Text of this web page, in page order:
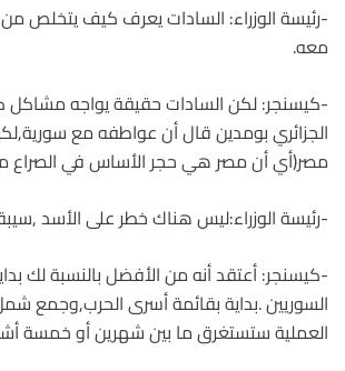
-رئيسة الوزراء: السادات يعرف كيف يتخلص
معه.
-كيسنجر: لكن السادات حقيقة يواجه مشاكل
الجزائري بومدين قال أن عواطفه مع
مصر(أي أن مصر هي حجر الأساس في الصراع
-رئيسة الوزراء:ليس هناك خطر على الأسد
-كيسنجر: أعتقد أنه من الأفضل بالنسبة لك
السوريين .بداية بقائمة أسرى الحرب,وجمع
العملية ستستغرق ما بين شهرين أو خمسة